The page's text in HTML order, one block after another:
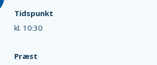
Tidspunkt
kl. 10:30
Præst